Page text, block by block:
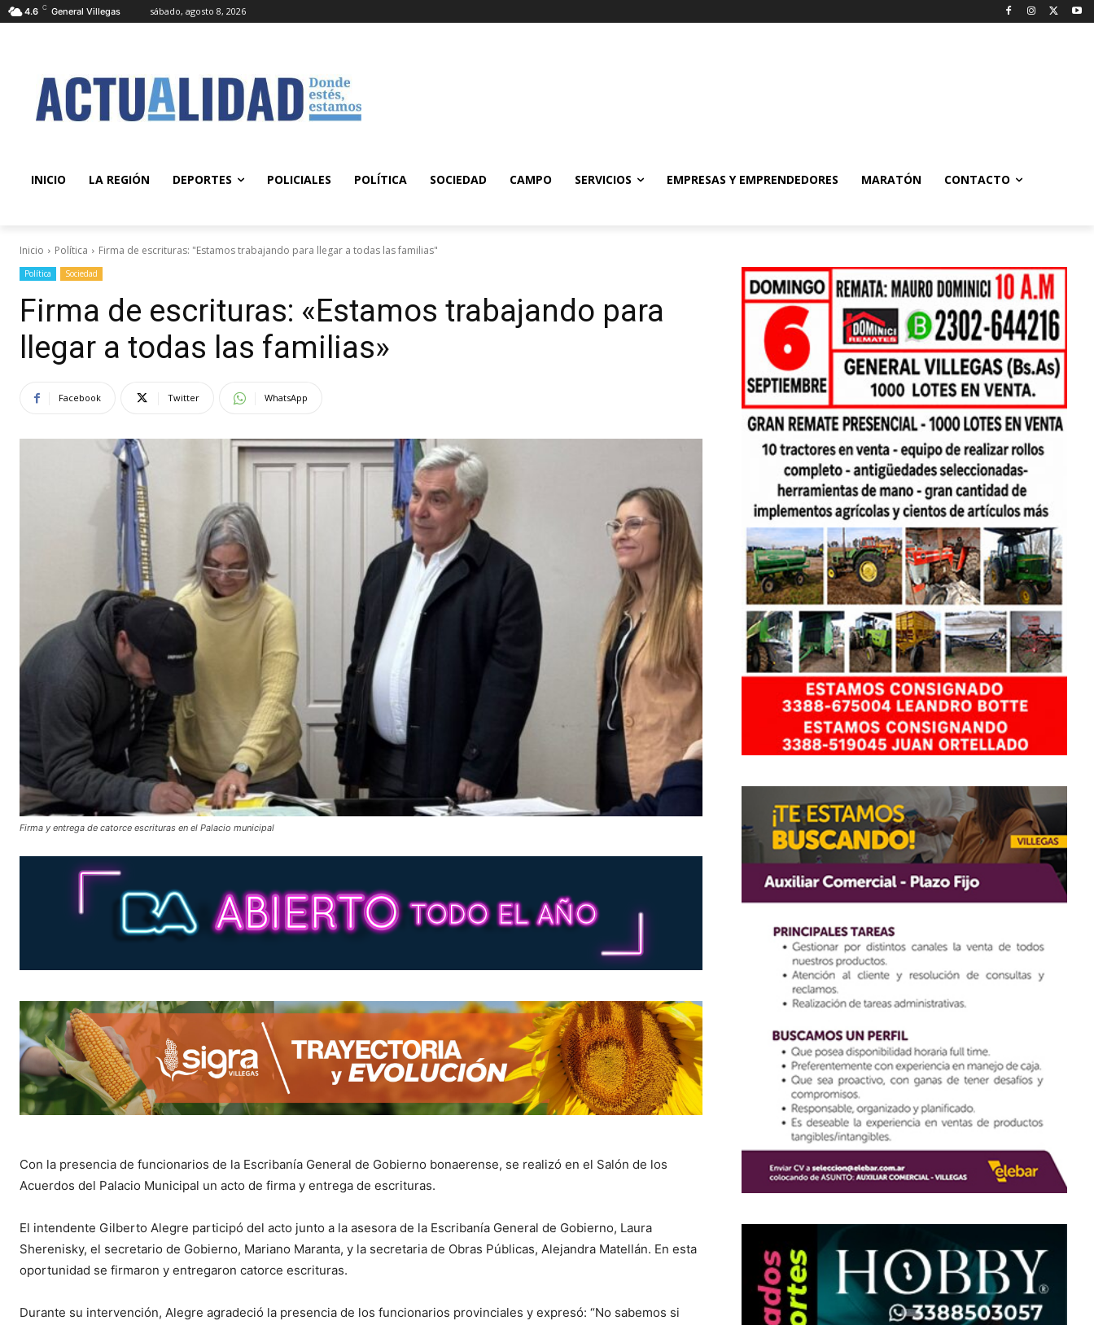
4.6 C General Villegas sábado, agosto 8, 2026
INICIO LA REGIÓN DEPORTES POLICIALES POLÍTICA SOCIEDAD CAMPO SERVICIOS EMPRESAS Y EMPRENDEDORES MARATÓN CONTACTO
Inicio Política Firma de escrituras: "Estamos trabajando para llegar a todas las familias"
Política Sociedad
Firma de escrituras: «Estamos trabajando para
llegar a todas las familias»
Facebook Twitter WhatsApp
Firma y entrega de catorce escrituras en el Palacio municipal
Con la presencia de funcionarios de la Escribanía General de Gobierno bonaerense, se realizó en el Salón de los
Acuerdos del Palacio Municipal un acto de firma y entrega de escrituras.
El intendente Gilberto Alegre participó del acto junto a la asesora de la Escribanía General de Gobierno, Laura
Sherenisky, el secretario de Gobierno, Mariano Maranta, y la secretaria de Obras Públicas, Alejandra Matellán. En esta
oportunidad se firmaron y entregaron catorce escrituras.
Durante su intervención, Alegre agradeció la presencia de los funcionarios provinciales y expresó: “No sabemos si